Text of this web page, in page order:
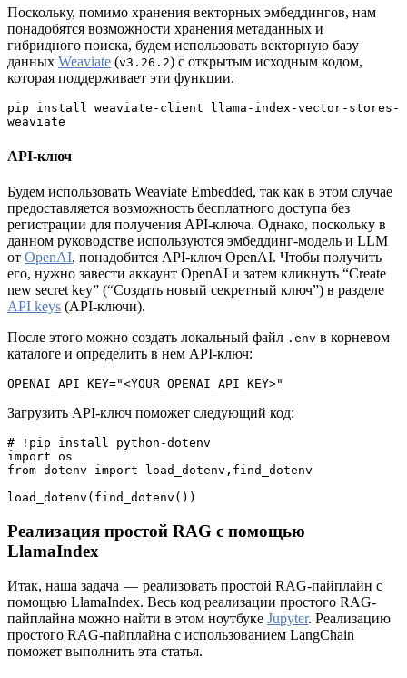
Поскольку, помимо хранения векторных эмбеддингов, нам
понадобятся возможности хранения метаданных и
гибридного поиска, будем использовать векторную базу
данных Weaviate (v3.26.2) с открытым исходным кодом,
которая поддерживает эти функции.
pip install weaviate-client llama-index-vector-stores-
weaviate
API-ключ
Будем использовать Weaviate Embedded, так как в этом случае
предоставляется возможность бесплатного доступа без
регистрации для получения API-ключа. Однако, поскольку в
данном руководстве используются эмбеддинг-модель и LLM
от OpenAI, понадобится API-ключ OpenAI. Чтобы получить
его, нужно завести аккаунт OpenAI и затем кликнуть “Create
new secret key” (“Создать новый секретный ключ”) в разделе
API keys (API-ключи).
После этого можно создать локальный файл .env в корневом
каталоге и определить в нем API-ключ:
OPENAI_API_KEY="<YOUR_OPENAI_API_KEY>"
Загрузить API-ключ поможет следующий код:
# !pip install python-dotenv
import os
from dotenv import load_dotenv,find_dotenv
load_dotenv(find_dotenv())
Реализация простой RAG с помощью
LlamaIndex
Итак, наша задача — реализовать простой RAG-пайплайн с
помощью LlamaIndex. Весь код реализации простого RAG-
пайплайна можно найти в этом ноутбуке Jupyter. Реализацию
простого RAG-пайплайна с использованием LangChain
поможет выполнить эта статья.